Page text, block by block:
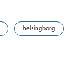
helsingborg